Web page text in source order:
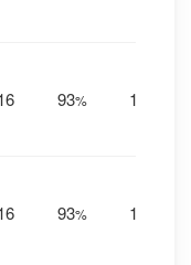
93% 18
93% 18